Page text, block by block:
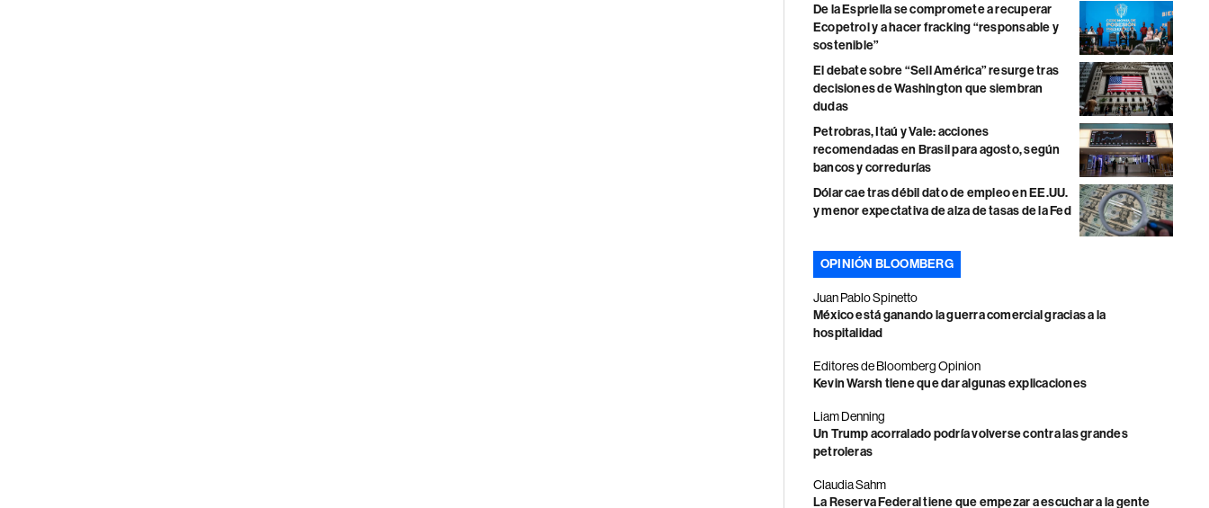
De la Espriella se compromete a recuperar
Ecopetrol y a hacer fracking “responsable y
sostenible”
El debate sobre “Sell América” resurge tras
decisiones de Washington que siembran
dudas
Petrobras, Itaú y Vale: acciones
recomendadas en Brasil para agosto, según
bancos y corredurías
Dólar cae tras débil dato de empleo en EE.UU.
y menor expectativa de alza de tasas de la Fed
OPINIÓN BLOOMBERG
Juan Pablo Spinetto
México está ganando la guerra comercial gracias a la
hospitalidad
Editores de Bloomberg Opinion
Kevin Warsh tiene que dar algunas explicaciones
Liam Denning
Un Trump acorralado podría volverse contra las grandes
petroleras
Claudia Sahm
La Reserva Federal tiene que empezar a escuchar a la gente